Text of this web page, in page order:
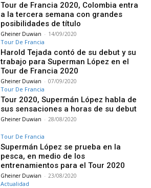
Tour de Francia 2020, Colombia entra
a la tercera semana con grandes
posibilidades de título
Gheiner Duwian - 14/09/2020
Tour De Francia
Harold Tejada contó de su debut y su
trabajo para Superman López en el
Tour de Francia 2020
Gheiner Duwian - 07/09/2020
Tour De Francia
Tour 2020, Supermán López habla de
sus sensaciones a horas de su debut
Gheiner Duwian - 28/08/2020
Tour De Francia
Supermán López se prueba en la
pesca, en medio de los
entrenamientos para el Tour 2020
Gheiner Duwian - 23/08/2020
Actualidad